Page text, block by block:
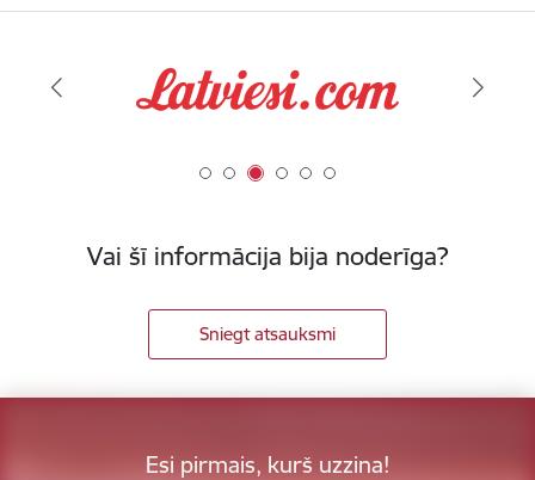
Vai šī informācija bija noderīga?
Sniegt atsauksmi
Esi pirmais, kurš uzzina!